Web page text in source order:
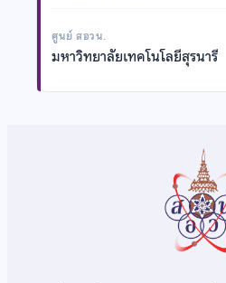
ศูนย์ สอวน.
มหาวิทยาลัยเทคโนโลยีสุรนารี